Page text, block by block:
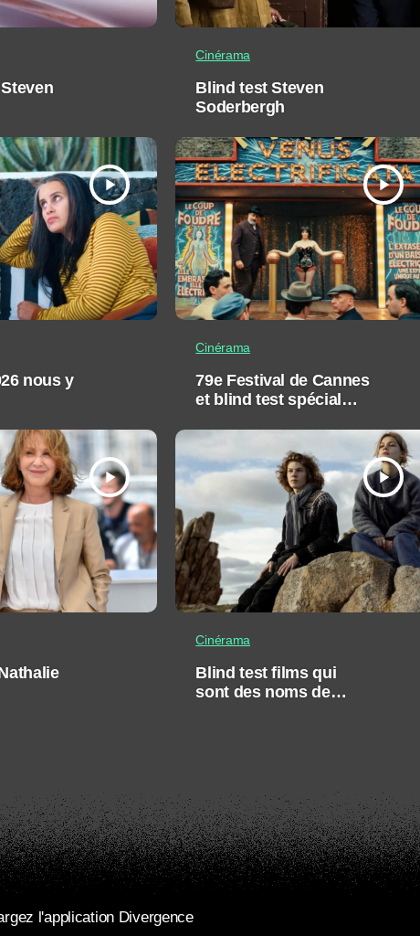
Cinérama
Blind test Steven
Soderbergh
play_arrow
nous y
play_arrow
Cinérama
79e Festival de Cannes
et blind test spécial
play_arrow play_arrow
Cinérama
Blind test films qui
sont des noms de
l'application Divergence